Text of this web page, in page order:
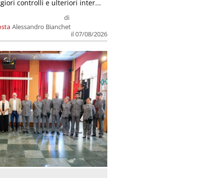
di
Alessandro Bianchet
il 07/08/2026
controlli e ulteriori inter...